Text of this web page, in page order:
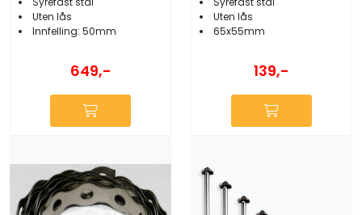
Uten lås
Innfelling: 50mm
649,-
Uten lås
65x55mm
139,-